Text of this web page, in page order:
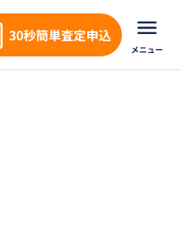
30秒簡単査定申込
メニュー